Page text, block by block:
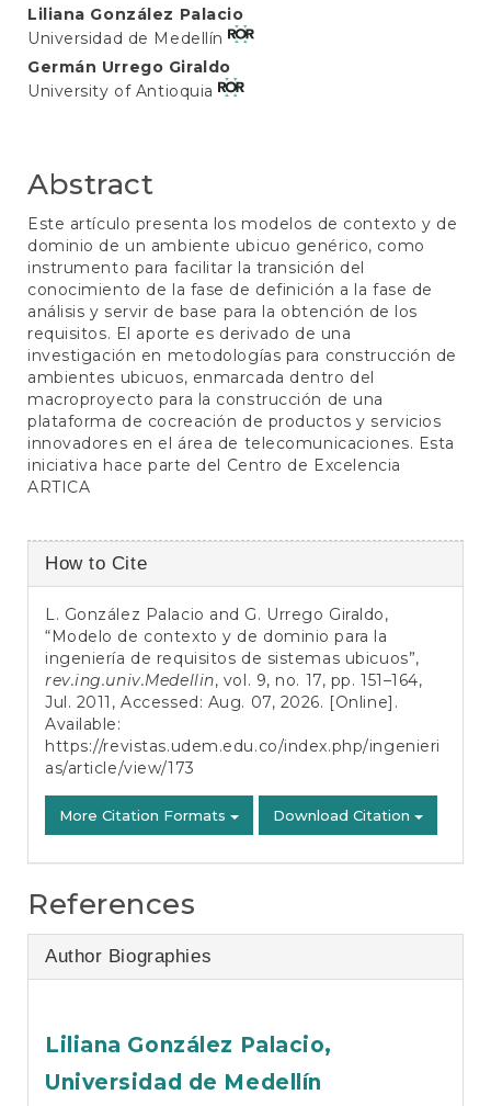
Main
Article
Content
Liliana González Palacio
Universidad de Medellín
Germán Urrego Giraldo
University of Antioquia
Abstract
Este artículo presenta los modelos de contexto y de
dominio de un ambiente ubicuo genérico, como
instrumento para facilitar la transición del
conocimiento de la fase de definición a la fase de
análisis y servir de base para la obtención de los
requisitos. El aporte es derivado de una
investigación en metodologías para construcción de
ambientes ubicuos, enmarcada dentro del
macroproyecto para la construcción de una
plataforma de cocreación de productos y servicios
innovadores en el área de telecomunicaciones. Esta
iniciativa hace parte del Centro de Excelencia
ARTICA
Article
Details
How to Cite
L. González Palacio and G. Urrego Giraldo,
“Modelo de contexto y de dominio para la
ingeniería de requisitos de sistemas ubicuos”,
rev.ing.univ.Medellin, vol. 9, no. 17, pp. 151–164,
Jul. 2011, Accessed: Aug. 07, 2026. [Online].
Available:
https://revistas.udem.edu.co/index.php/ingenieri
as/article/view/173
More Citation Formats Download Citation
References
Author Biographies
Liliana González Palacio,
Universidad de Medellín